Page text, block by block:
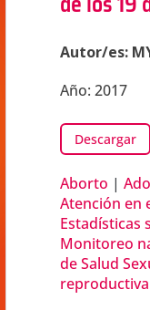
Autor/es:
Año: 2017
Descargar
Aborto |
Atención en
Estadísticas
Monitoreo
de Salud
reproductiva